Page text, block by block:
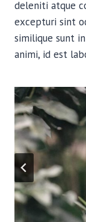
deleniti atque
excepturi sint
similique sunt
animi, id est